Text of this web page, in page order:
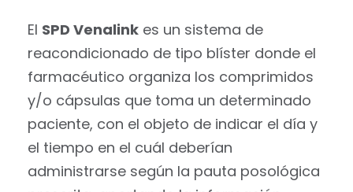
El SPD Venalink es un sistema de
reacondicionado de tipo blíster donde el
farmacéutico organiza los comprimidos
y/o cápsulas que toma un determinado
paciente, con el objeto de indicar el día y
el tiempo en el cuál deberían
administrarse según la pauta posológica